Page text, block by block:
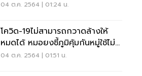
04 ต.ค. 2564 | 01:24 น.
โควิด-19ไม่สามารถกวาดล้างให้
หมดได้ หมอยงชี้ภูมิคุ้มกันหมู่ใช้ไม่
ได้
04 ต.ค. 2564 | 01:51 น.